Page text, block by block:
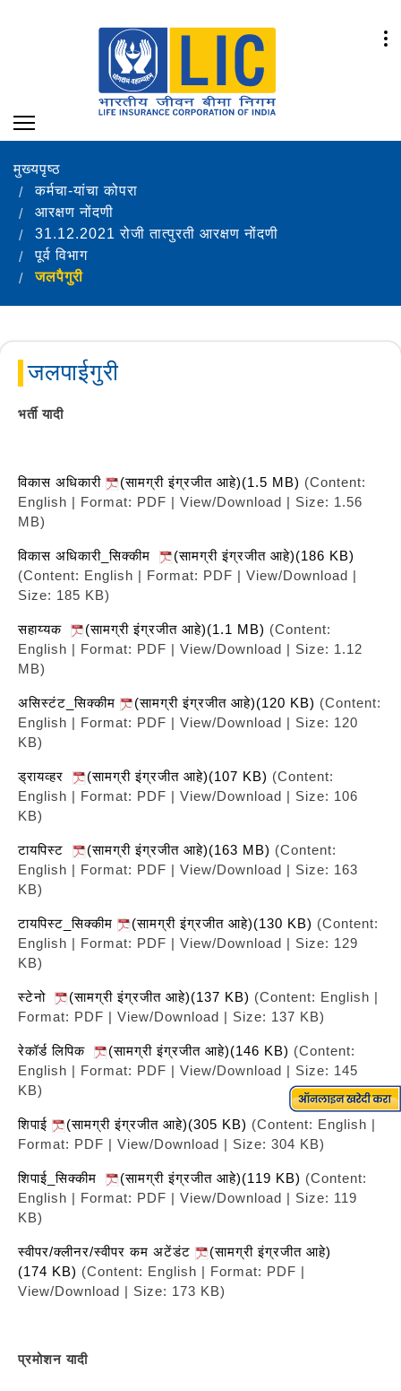
मुख्यपृष्ठ
कर्मचा-यांचा कोपरा
आरक्षण नोंदणी
31.12.2021 रोजी तात्पुरती आरक्षण नोंदणी
पूर्व विभाग
जलपैगुरी
जलपाईगुरी
भर्ती यादी
विकास अधिकारी (सामग्री इंग्रजीत आहे)(1.5 MB) (Content:
English | Format: PDF | View/Download | Size: 1.56
MB)
विकास अधिकारी_सिक्कीम
(सामग्री इंग्रजीत आहे)(186 KB)
(Content: English | Format: PDF | View/Download |
Size: 185 KB)
सहाय्यक (सामग्री इंग्रजीत आहे)(1.1 MB) (Content:
English | Format: PDF | View/Download | Size: 1.12
MB)
असिस्टंट_सिक्कीम (सामग्री इंग्रजीत आहे)(120 KB) (Content:
English | Format: PDF | View/Download | Size: 120
KB)
ड्रायव्हर (सामग्री इंग्रजीत आहे)(107 KB) (Content:
English | Format: PDF | View/Download | Size: 106
KB)
टायपिस्ट (सामग्री इंग्रजीत आहे)(163 MB) (Content:
English | Format: PDF | View/Download | Size: 163
KB)
टायपिस्ट_सिक्कीम (सामग्री इंग्रजीत आहे)(130 KB) (Content:
English | Format: PDF | View/Download | Size: 129
KB)
स्टेनो (सामग्री इंग्रजीत आहे)(137 KB) (Content: English |
Format: PDF | View/Download | Size: 137 KB)
रेकॉर्ड लिपिक (सामग्री इंग्रजीत आहे)(146 KB) (Content:
English | Format: PDF | View/Download | Size: 145
KB)
शिपाई (सामग्री इंग्रजीत आहे)(305 KB) (Content: English |
Format: PDF | View/Download | Size: 304 KB)
शिपाई_सिक्कीम (सामग्री इंग्रजीत आहे)(119 KB) (Content:
English | Format: PDF | View/Download | Size: 119
KB)
स्वीपर/क्लीनर/स्वीपर कम अटेंडंट
(सामग्री इंग्रजीत आहे)
(174 KB) (Content: English | Format: PDF |
View/Download | Size: 173 KB)
प्रमोशन यादी